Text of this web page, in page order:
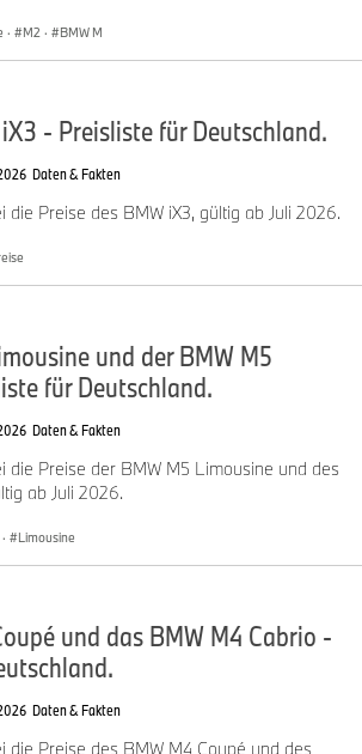
· M2 · BMW M
- Preisliste für Deutschland.
Daten & Fakten
die Preise des BMW iX3, gültig ab Juli 2026.
und der BMW M5
für Deutschland.
Daten & Fakten
die Preise der BMW M5 Limousine und des
ab Juli 2026.
· Limousine
und das BMW M4 Cabrio -
Daten & Fakten
die Preise des BMW M4 Coupé und des